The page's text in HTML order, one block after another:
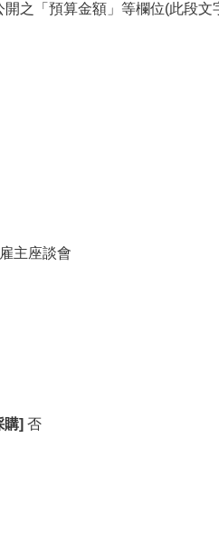
之「預算金額」等欄位(此段文
主座談會
購] 否